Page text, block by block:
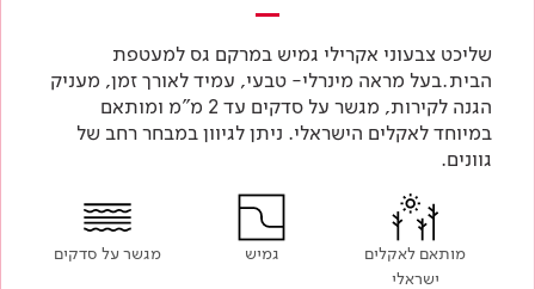
שליכט צבעוני אקרילי גמיש במרקם גס למעטפת
הבית.בעל מראה מינרלי- טבעי, עמיד לאורך זמן, מעניק
הגנה לקירות, מגשר על סדקים עד 2 מ"מ ומותאם
במיוחד לאקלים הישראלי. ניתן לגיוון במבחר רחב של
גוונים.
מותאם לאקלים
ישראלי
גמיש מגשר על סדקים